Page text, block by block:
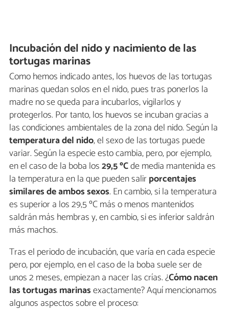
Incubación del nido y nacimiento de las
tortugas marinas
Como hemos indicado antes, los huevos de las tortugas
marinas quedan solos en el nido, pues tras ponerlos la
madre no se queda para incubarlos, vigilarlos y
protegerlos. Por tanto, los huevos se incuban gracias a
las condiciones ambientales de la zona del nido. Según la
temperatura del nido, el sexo de las tortugas puede
variar. Según la especie esto cambia, pero, por ejemplo,
en el caso de la boba los29,5 ºCde media mantenida es
la temperatura en la que pueden salirporcentajes
similares de ambos sexos. En cambio, si la temperatura
es superior a los 29,5 ºC más o menos mantenidos
saldrán más hembras y, en cambio, si es inferior saldrán
más machos.
Tras el periodo de incubación, que varía en cada especie
pero, por ejemplo, en el caso de la boba suele ser de
unos 2 meses, empiezan a nacer las crías. ¿Cómo nacen
las tortugas marinasexactamente? Aquí mencionamos
algunos aspectos sobre el proceso: